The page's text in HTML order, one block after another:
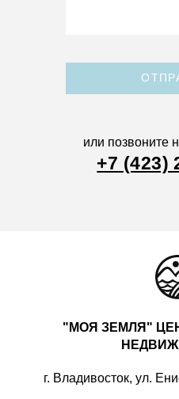
или позвоните
+7 (423)
"МОЯ ЗЕМЛЯ"
г. Владивосток, ул.